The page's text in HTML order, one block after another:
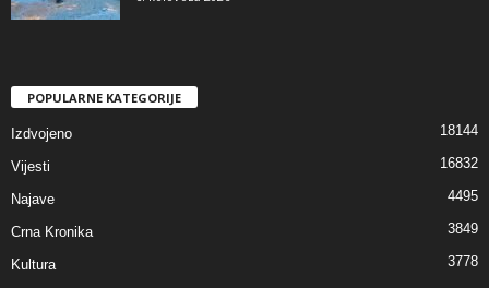
POPULARNE KATEGORIJE
Izdvojeno 18144
Vijesti 16832
Najave 4495
Crna Kronika 3849
Kultura
3778